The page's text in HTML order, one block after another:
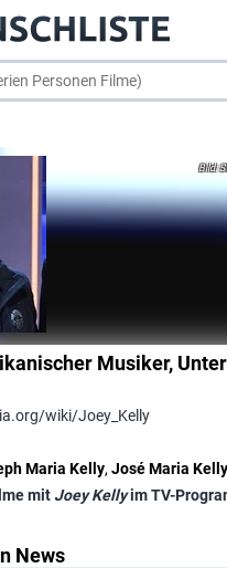
Musiker,
wiki/Joey_Kelly
Maria Kelly, José Maria Kelly
mit Joey Kellyim TV-
News